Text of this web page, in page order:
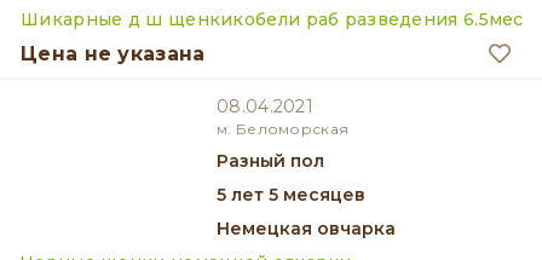
Шикарные д ш щенкикобели раб разведения 6.5мес
Цена не указана
08.04.2021
м. Беломорская
разный пол
5 лет 5 месяцев
Немецкая овчарка